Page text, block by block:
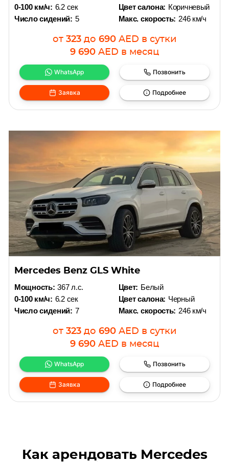
0-100 км/ч: 6.2 сек
Число сидений: 5
Цвет салона: Коричневый
Макс. скорость: 246 км/ч
от 323 до 690 AED в сутки
9 690 AED в месяц
WhatsApp Позвонить
Заявка Подробнее
Mercedes Benz GLS White
Мощность: 367 л.с.
0-100 км/ч: 6.2 сек
Число сидений: 7
Цвет: Белый
Цвет салона: Черный
Макс. скорость: 246 км/ч
от 323 до 690 AED в сутки
9 690 AED в месяц
WhatsApp Позвонить
Заявка Подробнее
Как арендовать Mercedes